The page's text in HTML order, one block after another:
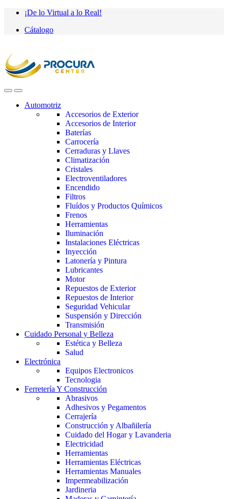
Saltar
navegación
saltar
contenido
¡De lo Virtual a lo Real!
Cátalogo
Automotriz
Accesorios de Exterior
Accesorios de Interior
Baterías
Carrocería
Cerraduras y Llaves
Climatización
Cristales
Electroventiladores
Encendido
Filtros
Fluídos y Productos Químicos
Frenos
Herramientas
Iluminación
Instalaciones Eléctricas
Inyección
Latonería y Pintura
Lubricantes
Motor
Repuestos de Exterior
Repuestos de Interior
Seguridad Vehicular
Suspensión y Dirección
Transmisión
Cuidado Personal y Belleza
Estética y Belleza
Salud
Electrónica
Equipos Electronicos
Tecnologia
Ferretería Y Construcción
Abrasivos
Adhesivos y Pegamentos
Cerrajería
Construcción y Albañilería
Cuidado del Hogar y Lavanderia
Electricidad
Herramientas
Herramientas Eléctricas
Herramientas Manuales
Impermeabilización
Jardineria